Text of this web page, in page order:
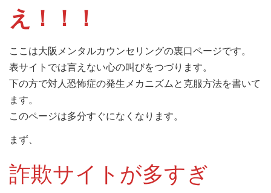
え！！！
ここは大阪メンタルカウンセリングの裏口ページです。
表サイトでは言えない心の叫びをつづります。
下の方で対人恐怖症の発生メカニズムと克服方法を書いて
ます。
このページは多分すぐになくなります。
まず、
詐欺サイトが多すぎ